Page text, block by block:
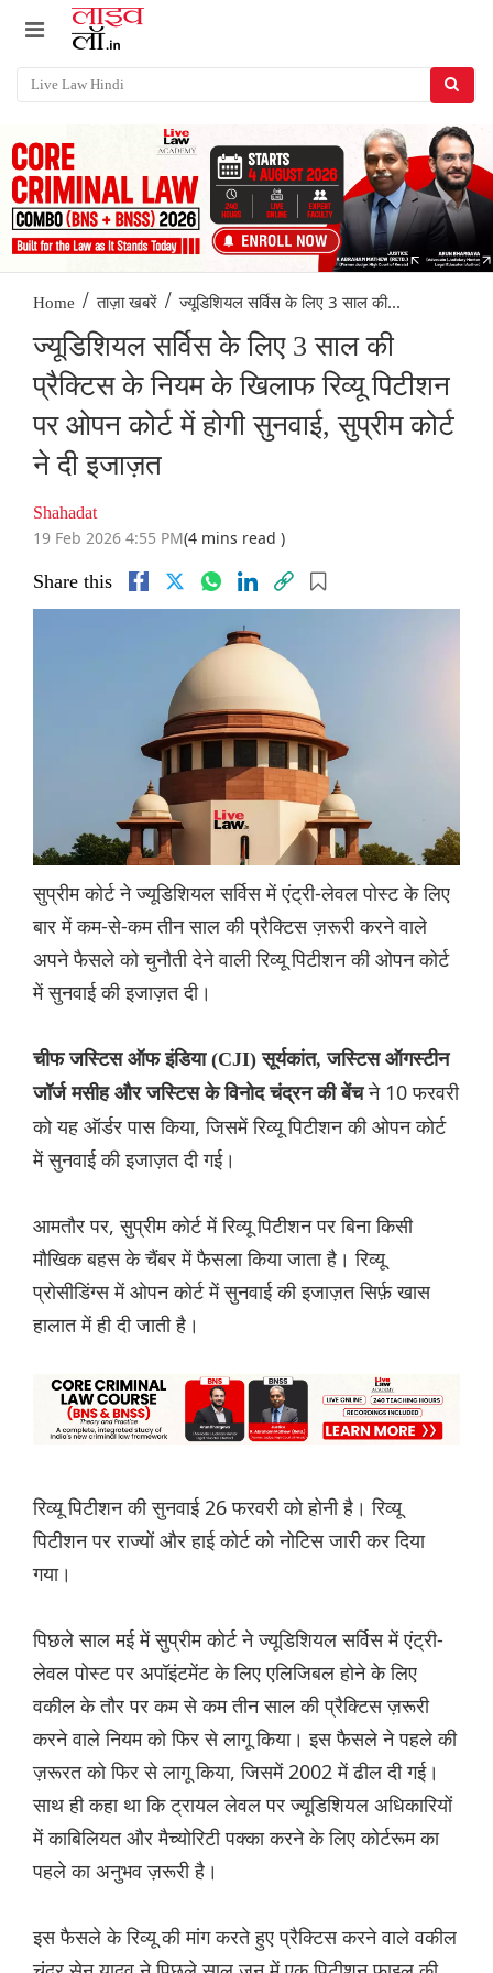
Home / ताज़ा खबरें / ज्यूडिशियल सर्विस के लिए 3 साल की...
ज्यूडिशियल सर्विस के लिए 3 साल की
प्रैक्टिस के नियम के खिलाफ रिव्यू पिटीशन
पर ओपन कोर्ट में होगी सुनवाई, सुप्रीम कोर्ट
ने दी इजाज़त
Shahadat
19 Feb 2026 4:55 PM(4 mins read )
Share this
सुप्रीम कोर्ट ने ज्यूडिशियल सर्विस में एंट्री-लेवल पोस्ट के लिए
बार में कम-से-कम तीन साल की प्रैक्टिस ज़रूरी करने वाले
अपने फैसले को चुनौती देने वाली रिव्यू पिटीशन की ओपन कोर्ट
में सुनवाई की इजाज़त दी।
चीफ जस्टिस ऑफ इंडिया (CJI) सूर्यकांत, जस्टिस ऑगस्टीन
जॉर्ज मसीह और जस्टिस के विनोद चंद्रन की बेंचने 10 फरवरी
को यह ऑर्डर पास किया, जिसमें रिव्यू पिटीशन की ओपन कोर्ट
में सुनवाई की इजाज़त दी गई।
आमतौर पर, सुप्रीम कोर्ट में रिव्यू पिटीशन पर बिना किसी
मौखिक बहस के चैंबर में फैसला किया जाता है। रिव्यू
प्रोसीडिंग्स में ओपन कोर्ट में सुनवाई की इजाज़त सिर्फ़ खास
हालात में ही दी जाती है।
रिव्यू पिटीशन की सुनवाई 26 फरवरी को होनी है। रिव्यू
पिटीशन पर राज्यों और हाई कोर्ट को नोटिस जारी कर दिया
गया।
पिछले साल मई में सुप्रीम कोर्ट ने ज्यूडिशियल सर्विस में एंट्री-
लेवल पोस्ट पर अपॉइंटमेंट के लिए एलिजिबल होने के लिए
वकील के तौर पर कम से कम तीन साल की प्रैक्टिस ज़रूरी
करने वाले नियम को फिर से लागू किया। इस फैसले ने पहले की
ज़रूरत को फिर से लागू किया, जिसमें 2002 में ढील दी गई।
साथ ही कहा था कि ट्रायल लेवल पर ज्यूडिशियल अधिकारियों
में काबिलियत और मैच्योरिटी पक्का करने के लिए कोर्टरूम का
पहले का अनुभव ज़रूरी है।
इस फैसले के रिव्यू की मांग करते हुए प्रैक्टिस करने वाले वकील